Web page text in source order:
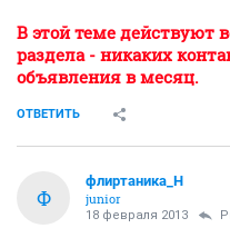
В этой теме действуют
раздела - никаких
объявления в месяц.
ОТВЕТИТЬ
Ф
флиртаника_Н
junior
18 февраля 2013